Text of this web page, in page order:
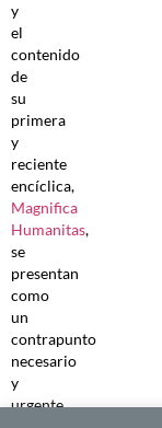
y
el
contenido
de
su
primera
y
reciente
encíclica,
Magnifica
Humanitas,
se
presentan
como
un
contrapunto
necesario
y
urgente